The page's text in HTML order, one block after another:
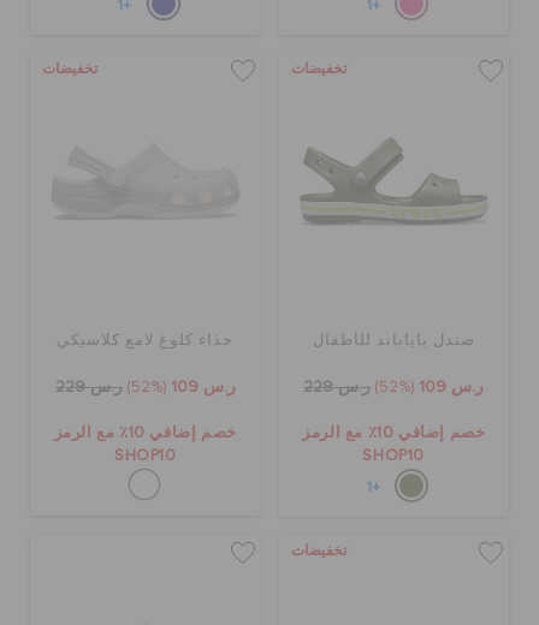
+1
+1
تخفيضات
صندل باياباند للأطفال
ر.س 109 (52%) ر.س 229
خصم إضافي 10٪ مع الرمز
SHOP10
+1
تخفيضات
حذاء كلوغ لامع كلاسيكي
ر.س 109 (52%) ر.س 229
خصم إضافي 10٪ مع الرمز
SHOP10
تخفيضات